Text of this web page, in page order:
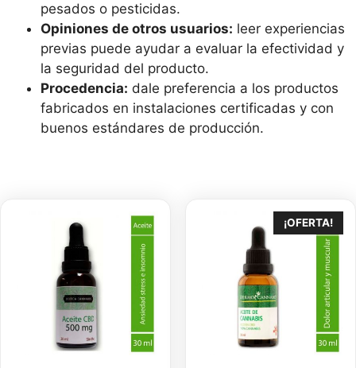
pesados ​​o pesticidas.
Opiniones de otros usuarios: leer experiencias
previas puede ayudar a evaluar la efectividad y
la seguridad del producto.
Procedencia: dale preferencia a los productos
fabricados en instalaciones certificadas y con
buenos estándares de producción.
¡OFERTA!